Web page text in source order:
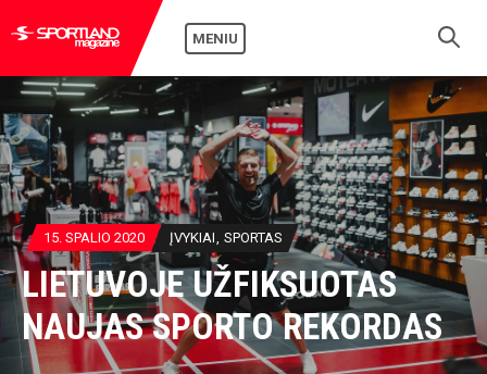
MENIU
15. SPALIO 2020 ĮVYKIAI SPORTAS
LIETUVOJE UŽFIKSUOTAS
NAUJAS SPORTO REKORDAS